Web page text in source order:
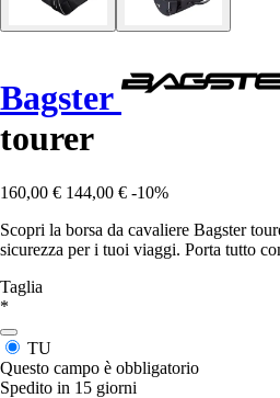
Bagster
tourer
160,00 € 144,00 € -10%
Scopri la borsa da cavaliere Bagster
sicurezza per i tuoi viaggi. Porta tutto
Taglia
*
TU
Questo campo è obbligatorio
Spedito in 15 giorni